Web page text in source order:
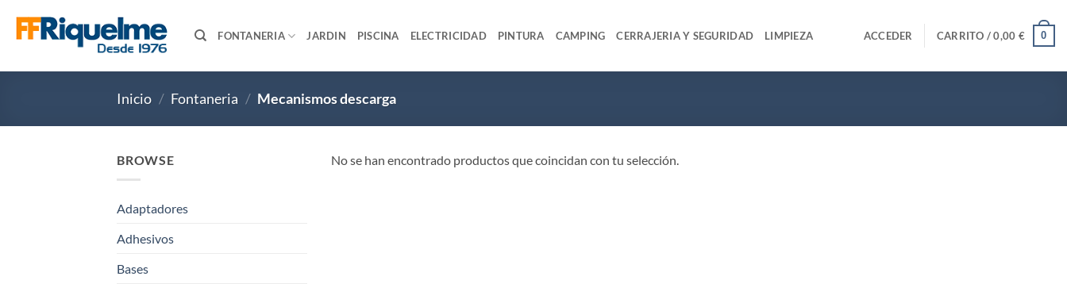
FONTANERIA JARDIN PISCINA ELECTRICIDAD PINTURA CAMPING CERRAJERIA Y SEGURIDAD LIMPIEZA ACCEDER CARRITO /0,00 € 0
Inicio / Fontaneria / Mecanismos descarga
BROWSE
Adaptadores
Adhesivos
Bases
No se han encontrado productos que coincidan con tu selección.